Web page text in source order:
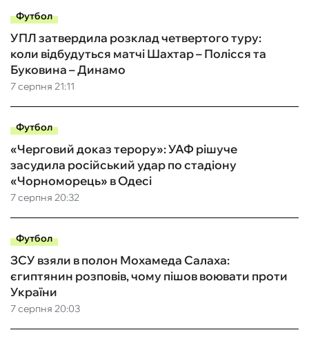
Футбол
7 серпня 21:11
УПЛ затвердила розклад четвертого туру:
коли відбудуться матчі Шахтар – Полісся та
Буковина – Динамо
Футбол
7 серпня 20:32
«Черговий доказ терору»: УАФ рішуче
засудила російський удар по стадіону
«Чорноморець» в Одесі
Футбол
7 серпня 20:03
ЗСУ взяли в полон Мохамеда Салаха:
єгиптянин розповів, чому пішов воювати проти
України